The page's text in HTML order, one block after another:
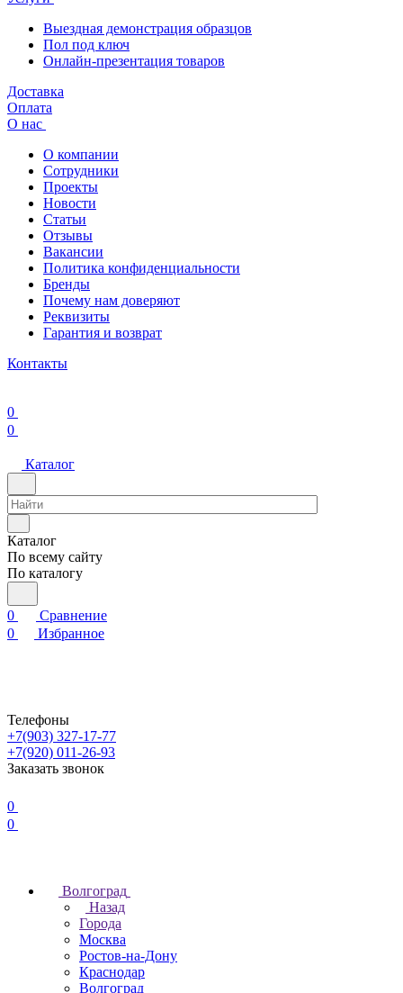
Выездная демонстрация образцов
Пол под ключ
Онлайн-презентация товаров
Доставка
Оплата
О нас
О компании
Сотрудники
Проекты
Новости
Статьи
Отзывы
Вакансии
Политика конфиденциальности
Бренды
Почему нам доверяют
Реквизиты
Гарантия и возврат
Контакты
0
0
Каталог
Каталог
По всему сайту
По каталогу
0
Сравнение
0
Избранное
Телефоны
+7(903) 327-17-77
+7(920) 011-26-93
Заказать звонок
0
0
Волгоград
Назад
Города
Москва
Ростов-на-Дону
Краснодар
Волгоград